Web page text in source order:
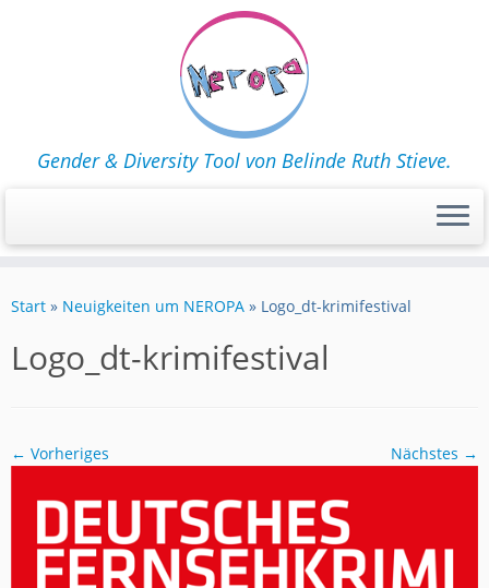
Inhalt
Gender & Diversity Tool von Belinde Ruth Stieve.
Start » Neuigkeiten um NEROPA » Logo_dt-krimifestival
Logo_dt-krimifestival
← Vorheriges Nächstes →